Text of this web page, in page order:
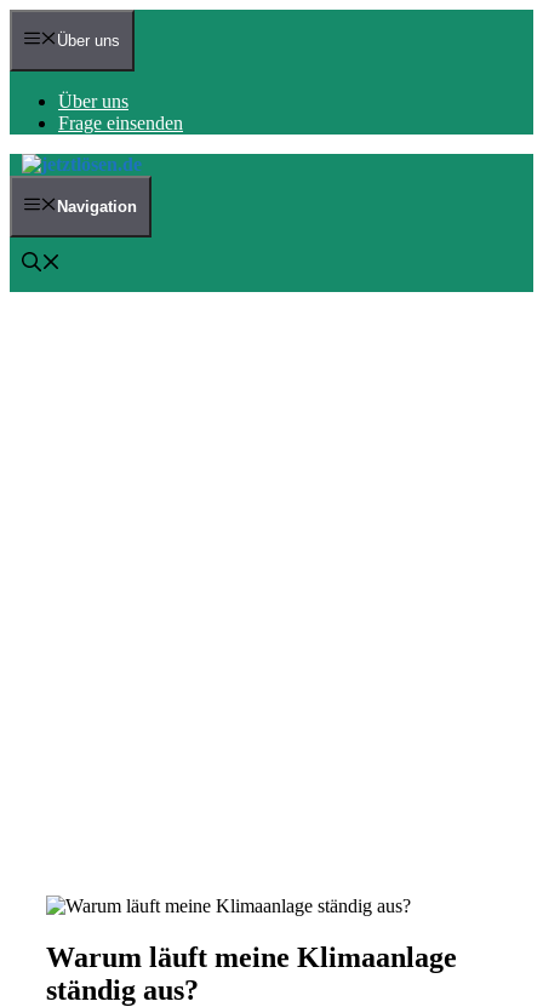
Zum
Inhalt Über uns
Über uns
Frage einsenden
Navigation
Warum läuft meine Klimaanlage
ständig aus?